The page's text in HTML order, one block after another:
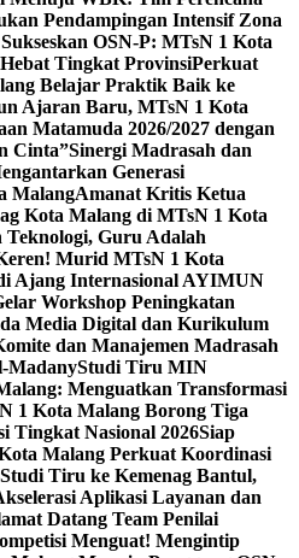
Pendampingan Intensif Zona
OSN-P: MTsN 1 Kota
Tingkat ProvinsiPerkuat
Belajar Praktik Baik ke
Ajaran Baru, MTsN 1 Kota
Matamuda 2026/2027 dengan
Cinta”Sinergi Madrasah dan
Generasi
MalangAmanat Kritis Ketua
Kota Malang di MTsN 1 Kota
Teknologi, Guru Adalah
Murid MTsN 1 Kota
Ajang Internasional AYIMUN
Workshop Peningkatan
Media Digital dan Kurikulum
dan Manajemen Madrasah
MadanyStudi Tiru MIN
Menguatkan Transformasi
1 Kota Malang Borong Tiga
Tingkat Nasional 2026Siap
Malang Perkuat Koordinasi
Studi Tiru ke Kemenag Bantul,
Aplikasi Layanan dan
Datang Team Penilai
Menguat! Mengintip